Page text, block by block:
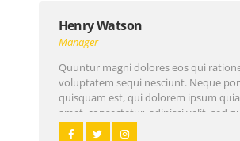
Henry Watson
Manager
Quuntur magni dolores eos qui
voluptatem sequi nesciunt. Neque
quisquam est, qui dolorem ipsum
amet, consectetur, adipisci velit, sed
numquam eius modi tempora incidunt